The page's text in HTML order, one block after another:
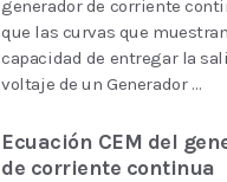
generador de corriente
que las curvas que
capacidad de entregar la
voltaje de un Generador …
Ecuación CEM del
de corriente continua